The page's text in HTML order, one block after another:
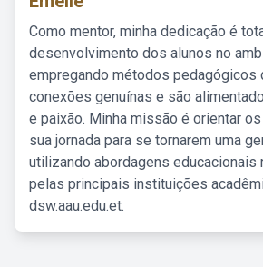
Como mentor, minha dedicação é
desenvolvimento dos alunos no
empregando métodos pedagógicos
conexões genuínas e são
e paixão. Minha missão é orientar
sua jornada para se tornarem uma
utilizando abordagens educacionais
pelas principais instituições
dsw.aau.edu.et.